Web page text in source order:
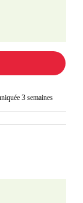
3 semaines